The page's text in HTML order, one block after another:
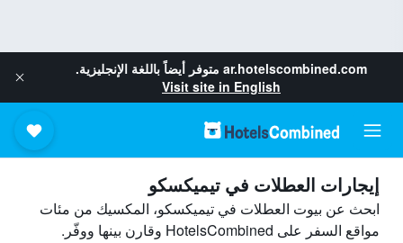
ar.hotelscombined.com متوفر أيضاً باللغة الإنجليزية.
Visit site in English
إيجارات العطلات في تيميكسكو
ابحث عن بيوت العطلات في تيميكسكو، المكسيك من مئات
مواقع السفر على HotelsCombined وقارن بينها ووفّر.